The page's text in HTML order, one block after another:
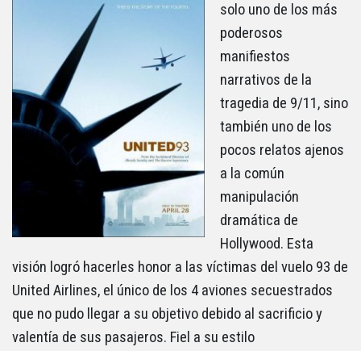
solo uno de los más
poderosos
manifiestos
narrativos de la
tragedia de 9/11, sino
también uno de los
pocos relatos ajenos
a la común
manipulación
dramática de
Hollywood. Esta
visión logró hacerles honor a las víctimas del vuelo 93 de
United Airlines, el único de los 4 aviones secuestrados
que no pudo llegar a su objetivo debido al sacrificio y
valentía de sus pasajeros. Fiel a su estilo